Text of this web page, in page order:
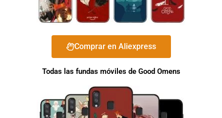
Comprar en Aliexpress
Todas las fundas móviles de Good Omens